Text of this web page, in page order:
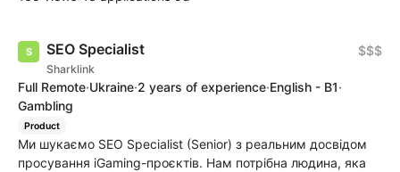
SEO Specialist
Sharklink
$$$
Full Remote·Ukraine·2 years of experience·English - B1·
Gambling
Product
Ми шукаємо SEO Specialist (Senior) з реальним досвідом
просування iGaming-проєктів. Нам потрібна людина, яка